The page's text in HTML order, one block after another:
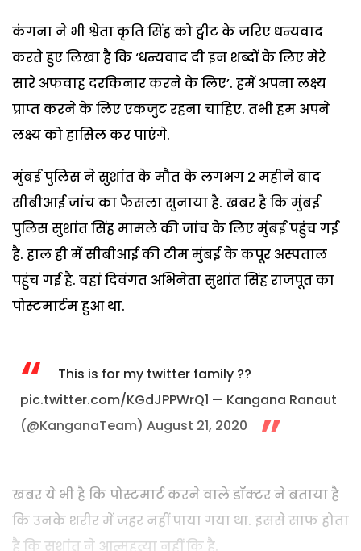
कंगना ने भी श्वेता कृति सिंह को ट्वीट के जरिए धन्यवाद
करते हुए लिखा है कि ‘धन्यवाद दी इन शब्दों के लिए मेरे
सारे अफवाह दरकिनार करने के लिए’. हमें अपना लक्ष्य
प्राप्त करने के लिए एकजुट रहना चाहिए. तभी हम अपने
लक्ष्य को हासिल कर पाएंगे.
मुंबई पुलिस ने सुशांत के मौत के लगभग 2 महीने बाद
सीबीआई जांच का फैसला सुनाया है. खबर है कि मुंबई
पुलिस सुशांत सिंह मामले की जांच के लिए मुंबई पहुंच गई
है. हाल ही में सीबीआई की टीम मुंबई के कपूर अस्पताल
पहुंच गई है. वहां दिवंगत अभिनेता सुशांत सिंह राजपूत का
पोस्टमार्टम हुआ था.
This is for my twitter family ??
pic.twitter.com/KGdJPPWrQ1 — Kangana Ranaut
(@KanganaTeam) August 21, 2020
खबर ये भी है कि पोस्टमार्ट करने वाले डॉक्टर ने बताया है
कि उनके शरीर में जहर नहीं पाया गया था. इससे साफ होता
है कि सुशांत ने आत्महत्या नहीं कि है.